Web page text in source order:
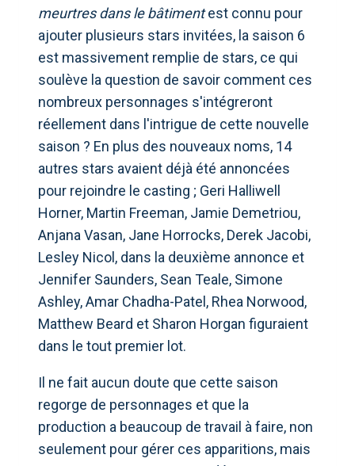
meurtres dans le bâtimentest connu pour
ajouter plusieurs stars invitées, la saison 6
est massivement remplie de stars, ce qui
soulève la question de savoir comment ces
nombreux personnages s'intégreront
réellement dans l'intrigue de cette nouvelle
saison ? En plus des nouveaux noms, 14
autres stars avaient déjà été annoncées
pour rejoindre le casting ; Geri Halliwell
Horner, Martin Freeman, Jamie Demetriou,
Anjana Vasan, Jane Horrocks, Derek Jacobi,
Lesley Nicol, dans la deuxième annonce et
Jennifer Saunders, Sean Teale, Simone
Ashley, Amar Chadha-Patel, Rhea Norwood,
Matthew Beard et Sharon Horgan figuraient
dans le tout premier lot.
Il ne fait aucun doute que cette saison
regorge de personnages et que la
production a beaucoup de travail à faire, non
seulement pour gérer ces apparitions, mais